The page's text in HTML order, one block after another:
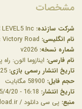
مشخصات
شرکت سازنده:
نام انگلیسی:
شماره نسخه:
نام فارسی: اینازوما الون: راه
تاریخ انتشار رسمی بازی:
حجم فایل:
تاریخ انتشار:
منبع: پی سی دانلود / www.p30download.ir